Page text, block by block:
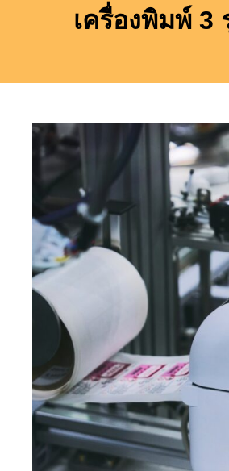
เครื่องพิมพ์ 3